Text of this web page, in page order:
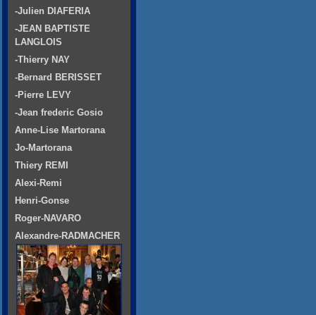
-Julien DIAFERIA
-JEAN BAPTISTE
LANGLOIS
-Thierry NAY
-Bernard BERISSET
-Pierre LEVY
-Jean frederic Gosio
Anne-Lise Martorana
Jo-Martorana
Thiery REMI
Alexi-Remi
Henri-Gonse
Roger-NAVARO
Alexandre-RADMACHER